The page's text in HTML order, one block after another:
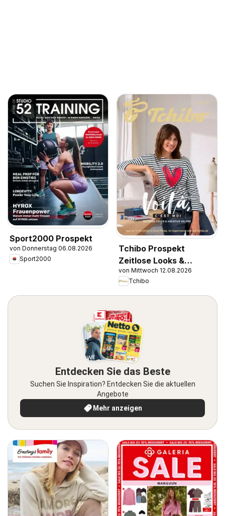
Sport2000 Prospekt
von Donnerstag 06.08.2026
Sport2000
Tchibo Prospekt
Zeitlose Looks &
Kreative Helfer
von Mittwoch 12.08.2026
Tchibo
Entdecken Sie das Beste
Suchen Sie Inspiration? Entdecken Sie die aktuellen
Angebote
Mehr anzeigen